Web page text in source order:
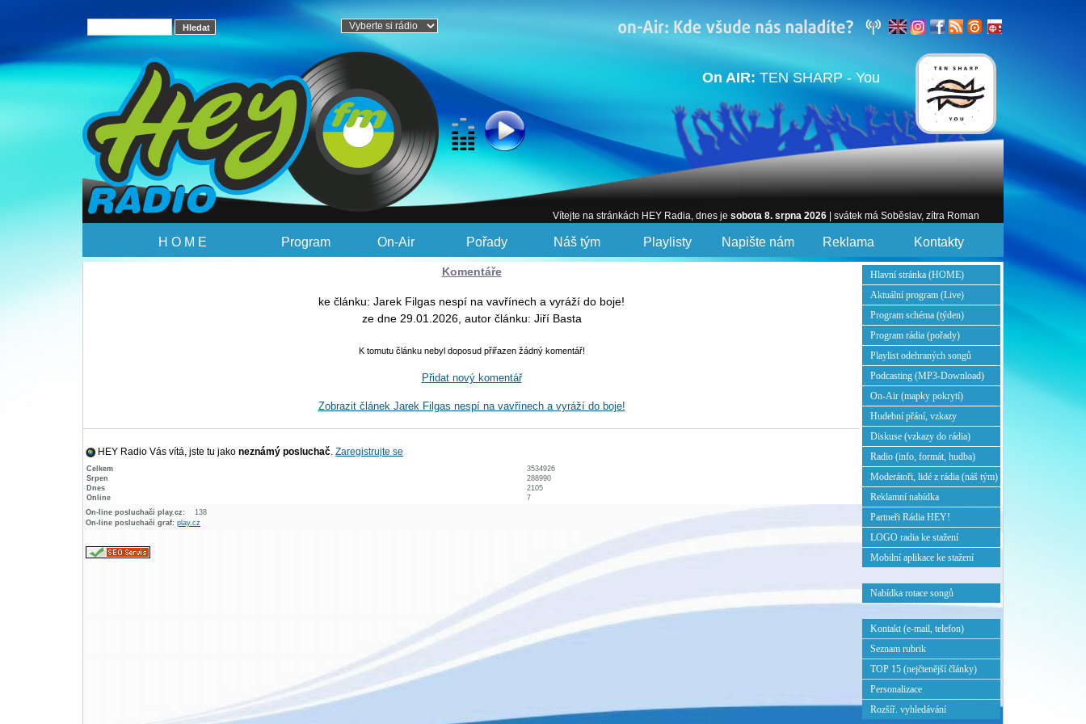
On AIR: TEN SHARP - You
Vítejte na stránkách HEY Radia, dnes je sobota 8. srpna 2026 | svátek má Soběslav, zítra Roman
H O M E Program On-Air Pořady Náš tým Playlisty Napište nám Reklama Kontakty
Komentáře
ke článku: Jarek Filgas nespí na vavřínech a vyráží do boje!
ze dne 29.01.2026, autor článku: Jiří Basta
K tomutu článku nebyl doposud přiřazen žádný komentář!
Přidat nový komentář
Zobrazit článek Jarek Filgas nespí na vavřínech a vyráží do boje!
HEY Radio Vás vítá, jste tu jako neznámý posluchač. Zaregistrujte se
Celkem
3534926
Srpen
288990
Dnes
2105
Online
7
On-line posluchači play.cz:
138
On-line posluchači graf: play.cz
Hlavní stránka (HOME)
Aktuální program (Live)
Program schéma (týden)
Program rádia (pořady)
Playlist odehraných songů
Podcasting (MP3-Download)
On-Air (mapky pokrytí)
Hudební přání, vzkazy
Diskuse (vzkazy do rádia)
Radio (info, formát, hudba)
Moderátoři, lidé z rádia (náš tým)
Reklamní nabídka
Partneři Rádia HEY!
LOGO radia ke stažení
Mobilní aplikace ke stažení
Nabídka rotace songů
Kontakt (e-mail, telefon)
Seznam rubrik
TOP 15 (nejčtenější články)
Personalizace
Rozšíř. vyhledávání